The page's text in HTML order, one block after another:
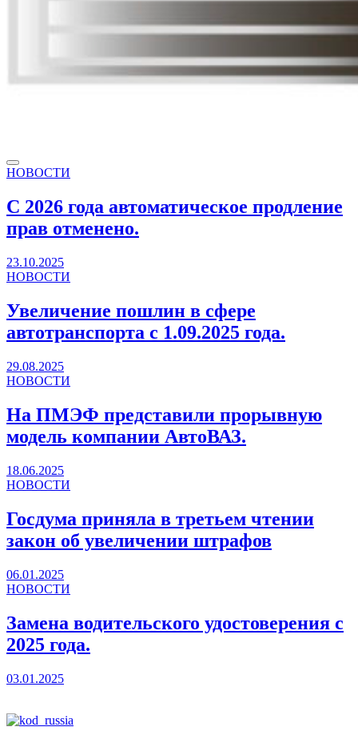
НОВОСТИ
С 2026 года автоматическое продление
прав отменено.
23.10.2025
НОВОСТИ
Увеличение пошлин в сфере
автотранспорта с 1.09.2025 года.
29.08.2025
НОВОСТИ
На ПМЭФ представили прорывную
модель компании АвтоВАЗ.
18.06.2025
НОВОСТИ
Госдума приняла в третьем чтении
закон об увеличении штрафов
06.01.2025
НОВОСТИ
Замена водительского удостоверения с
2025 года.
03.01.2025